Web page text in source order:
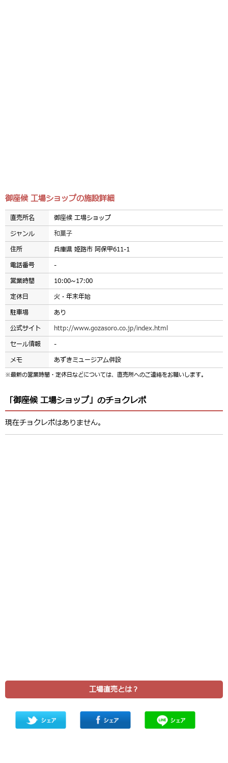
御座候 工場ショップの施設詳細
直売所名
御座候 工場ショップ
ジャンル
和菓子
住所
兵庫県 姫路市 阿保甲611-1
電話番号
-
営業時間
10:00~17:00
定休日
火・年末年始
駐車場
あり
公式サイト
http://www.gozasoro.co.jp/index.html
セール情報
-
メモ
あずきミュージアム併設
※最新の営業時間・定休日などについては、直売所へのご連絡をお願いします。
「御座候 工場ショップ」のチョクレポ
現在チョクレポはありません。
工場直売とは？